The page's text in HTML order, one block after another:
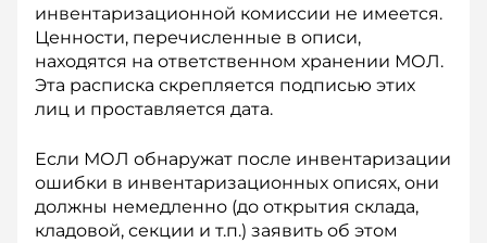
инвентаризационной комиссии не имеется.
Ценности, перечисленные в описи,
находятся на ответственном хранении МОЛ.
Эта расписка скрепляется подписью этих
лиц и проставляется дата.
Если МОЛ обнаружат после инвентаризации
ошибки в инвентаризационных описях, они
должны немедленно (до открытия склада,
кладовой, секции и т.п.) заявить об этом